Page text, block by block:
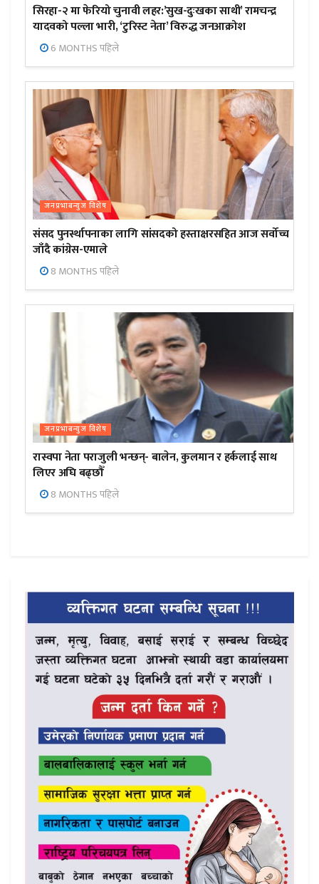
सिरहा-२ मा फेरियो चुनावी लहर:’सुख-दुःखका साथी’ रामचन्द्र
यादवको पल्ला भारी, ‘टुरिस्ट नेता’ विरुद्ध जनआक्रोश
6 MONTHS पहिले
जनप्रभाबन्युज विशेष
संसद पुनर्स्थापनाका लागि सांसदको हस्ताक्षरसहित आज सर्वोच्च
जाँदै कांग्रेस-एमाले
8 MONTHS पहिले
जनप्रभाबन्युज विशेष
रास्वपा नेता पराजुली भन्छन्- बालेन, कुलमान र हर्कलाई साथ
लिएर अघि बढ्छौँ
8 MONTHS पहिले